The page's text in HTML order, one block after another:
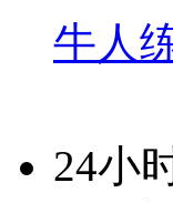
牛人
24小